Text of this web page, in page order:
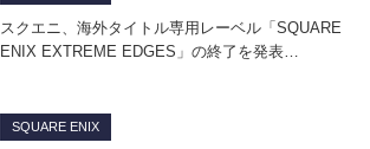
スクエニ、海外タイトル専用レーベル「SQUARE
ENIX EXTREME EDGES」の終了を発表…
SQUARE ENIX